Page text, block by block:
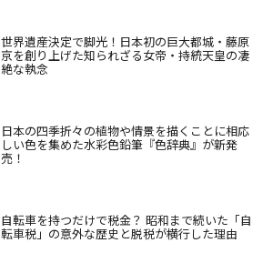
世界遺産決定で脚光！日本初の巨大都城・藤原
京を創り上げた知られざる女帝・持統天皇の凄
絶な執念
日本の四季折々の植物や情景を描くことに相応
しい色を集めた水彩色鉛筆『色辞典』が新発
売！
自転車を持つだけで税金？ 昭和まで続いた「自
転車税」の意外な歴史と脱税が横行した理由